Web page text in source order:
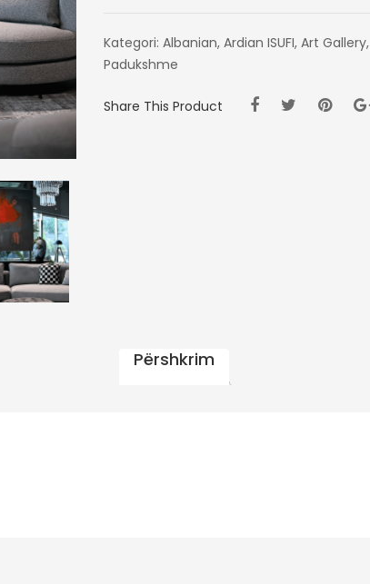
Kategori: Albanian, Ardian ISUFI, Art Gallery,
Padukshme
Share This Product
Përshkrim